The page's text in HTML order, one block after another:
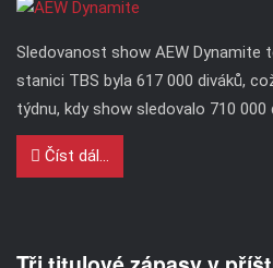
Sledovanost show AEW Dynamite
stanici TBS byla 617 000 diváků,
týdnu, kdy show sledovalo 710 000
Číst dál...